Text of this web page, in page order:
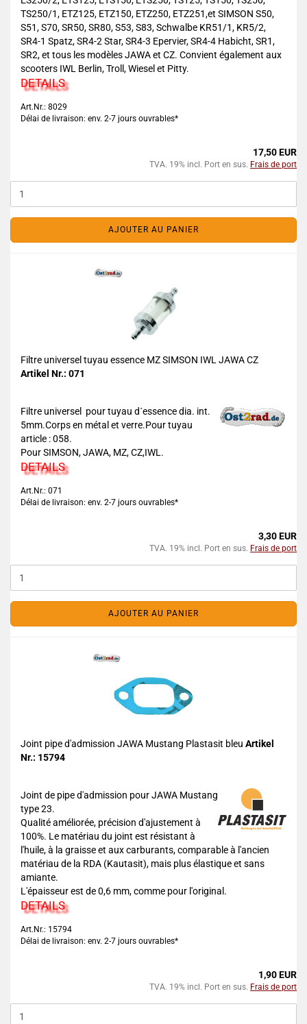
TS250/1, ETZ125, ETZ150, ETZ250, ETZ251,et SIMSON S50,
S51, S70, SR50, SR80, S53, S83, Schwalbe KR51/1, KR5/2,
SR4-1 Spatz, SR4-2 Star, SR4-3 Epervier, SR4-4 Habicht, SR1,
SR2, et tous les modèles JAWA et CZ. Convient également aux
scooters IWL Berlin, Troll, Wiesel et Pitty.
DETAILS
Art.Nr.: 8029
Délai de livraison: env. 2-7 jours ouvrables*
17,50 EUR
TVA. 19% incl. Port en sus. Frais de port
AJOUTER AU PANIER
Filtre universel tuyau essence MZ SIMSON IWL JAWA CZ
Artikel Nr.: 071
Filtre universel pour tuyau d´essence dia. int.
5mm.Corps en métal et verre.Pour tuyau
article : 058.
Pour SIMSON, JAWA, MZ, CZ,IWL.
DETAILS
Art.Nr.: 071
Délai de livraison: env. 2-7 jours ouvrables*
3,30 EUR
TVA. 19% incl. Port en sus. Frais de port
AJOUTER AU PANIER
Joint pipe d'admission JAWA Mustang Plastasit bleu Artikel
Nr.: 15794
Joint de pipe d'admission pour JAWA Mustang
type 23.
Qualité améliorée, précision d'ajustement à
100%. Le matériau du joint est résistant à
l'huile, à la graisse et aux carburants, comparable à l'ancien
matériau de la RDA (Kautasit), mais plus élastique et sans
amiante.
L'épaisseur est de 0,6 mm, comme pour l'original.
DETAILS
Art.Nr.: 15794
Délai de livraison: env. 2-7 jours ouvrables*
1,90 EUR
TVA. 19% incl. Port en sus. Frais de port